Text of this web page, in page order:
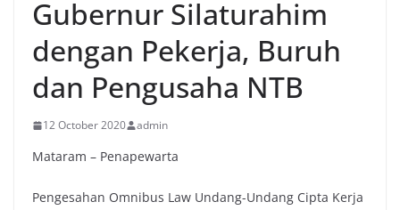
Gubernur Silaturahim
dengan Pekerja, Buruh
dan Pengusaha NTB
12 October 2020 admin
Mataram – Penapewarta
Pengesahan Omnibus Law Undang-Undang Cipta Kerja